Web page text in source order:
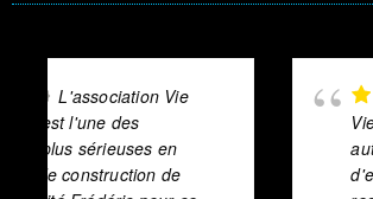
Grâce à
Vie Sans Frontières, des
autrefois confrontés à des
d'eau ont maintenant accès à